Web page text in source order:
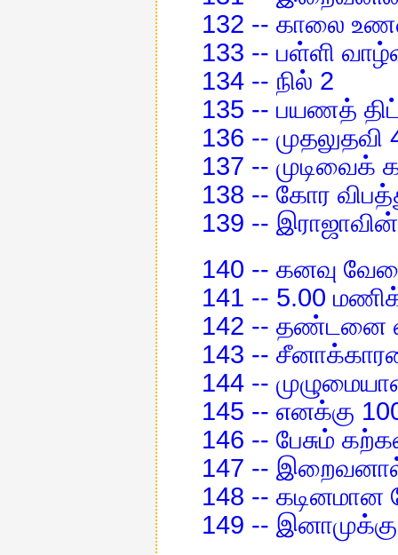
132 -- காலை
133 -- பள்ளி
134 -- நில் 2
135 -- பயணத்
136 -- முதலுதவி
137 -- முடிவைக்
138 -- கோர
139 --
140 -- கனவு
141 -- 5.00
142 -- தண்டனை
143 --
144 --
145 -- எனக்கு
146 -- பேசும்
147 --
148 --
149 --